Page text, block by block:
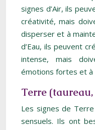
signes d’Air, ils
créativité, mais
disperser et à
d’Eau, ils peuvent
intense, mais
émotions fortes et à
Terre
Les signes de
sensuels. Ils ont